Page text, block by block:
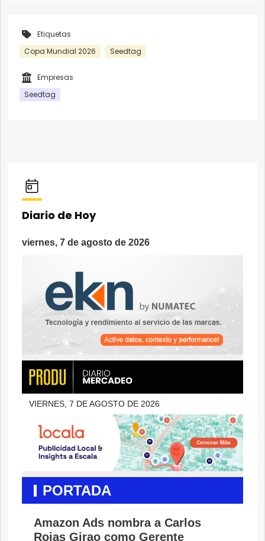
Etiquetas
Copa Mundial 2026
Seedtag
Empresas
Seedtag
Diario de Hoy
viernes, 7 de agosto de 2026